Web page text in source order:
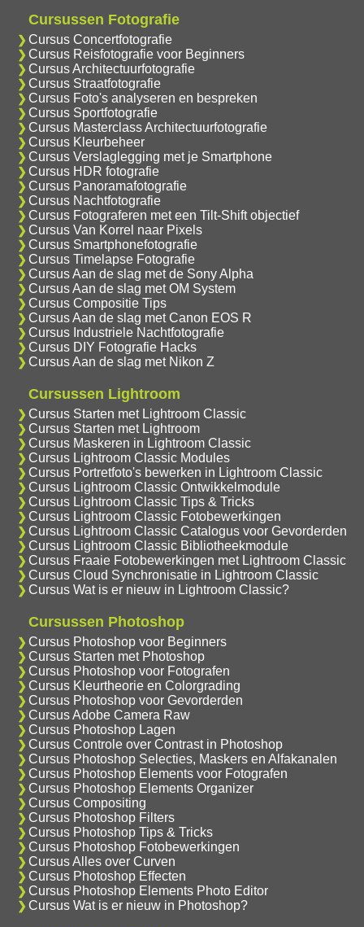
Cursussen Fotografie
Cursus Concertfotografie
Cursus Reisfotografie voor Beginners
Cursus Architectuurfotografie
Cursus Straatfotografie
Cursus Foto's analyseren en bespreken
Cursus Sportfotografie
Cursus Masterclass Architectuurfotografie
Cursus Kleurbeheer
Cursus Verslaglegging met je Smartphone
Cursus HDR fotografie
Cursus Panoramafotografie
Cursus Nachtfotografie
Cursus Fotograferen met een Tilt-Shift objectief
Cursus Van Korrel naar Pixels
Cursus Smartphonefotografie
Cursus Timelapse Fotografie
Cursus Aan de slag met de Sony Alpha
Cursus Aan de slag met OM System
Cursus Compositie Tips
Cursus Aan de slag met Canon EOS R
Cursus Industriele Nachtfotografie
Cursus DIY Fotografie Hacks
Cursus Aan de slag met Nikon Z
Cursussen Lightroom
Cursus Starten met Lightroom Classic
Cursus Starten met Lightroom
Cursus Maskeren in Lightroom Classic
Cursus Lightroom Classic Modules
Cursus Portretfoto's bewerken in Lightroom Classic
Cursus Lightroom Classic Ontwikkelmodule
Cursus Lightroom Classic Tips & Tricks
Cursus Lightroom Classic Fotobewerkingen
Cursus Lightroom Classic Catalogus voor Gevorderden
Cursus Lightroom Classic Bibliotheekmodule
Cursus Fraaie Fotobewerkingen met Lightroom Classic
Cursus Cloud Synchronisatie in Lightroom Classic
Cursus Wat is er nieuw in Lightroom Classic?
Cursussen Photoshop
Cursus Photoshop voor Beginners
Cursus Starten met Photoshop
Cursus Photoshop voor Fotografen
Cursus Kleurtheorie en Colorgrading
Cursus Photoshop voor Gevorderden
Cursus Adobe Camera Raw
Cursus Photoshop Lagen
Cursus Controle over Contrast in Photoshop
Cursus Photoshop Selecties, Maskers en Alfakanalen
Cursus Photoshop Elements voor Fotografen
Cursus Photoshop Elements Organizer
Cursus Compositing
Cursus Photoshop Filters
Cursus Photoshop Tips & Tricks
Cursus Photoshop Fotobewerkingen
Cursus Alles over Curven
Cursus Photoshop Effecten
Cursus Photoshop Elements Photo Editor
Cursus Wat is er nieuw in Photoshop?